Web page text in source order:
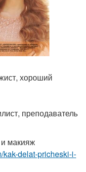
хороший
преподаватель
макияж
kak-delat-pricheski-i-